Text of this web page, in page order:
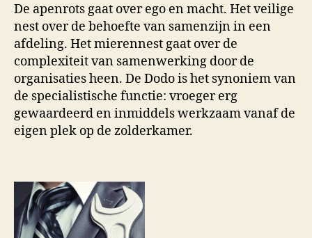
De apenrots gaat over ego en macht. Het veilige
nest over de behoefte van samenzijn in een
afdeling. Het mierennest gaat over de
complexiteit van samenwerking door de
organisaties heen. De Dodo is het synoniem van
de specialistische functie: vroeger erg
gewaardeerd en inmiddels werkzaam vanaf de
eigen plek op de zolderkamer.